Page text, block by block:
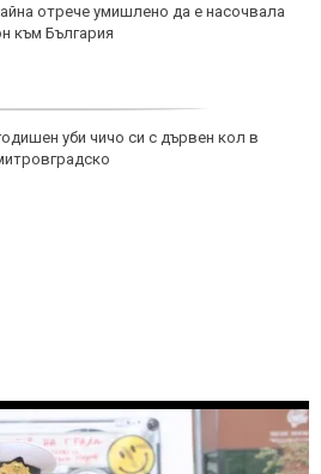
отрече умишлено да е насочвала
към България
уби чичо си с дървен кол в